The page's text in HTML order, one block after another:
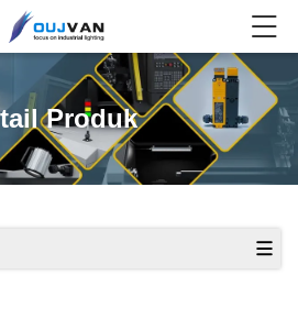
Produk